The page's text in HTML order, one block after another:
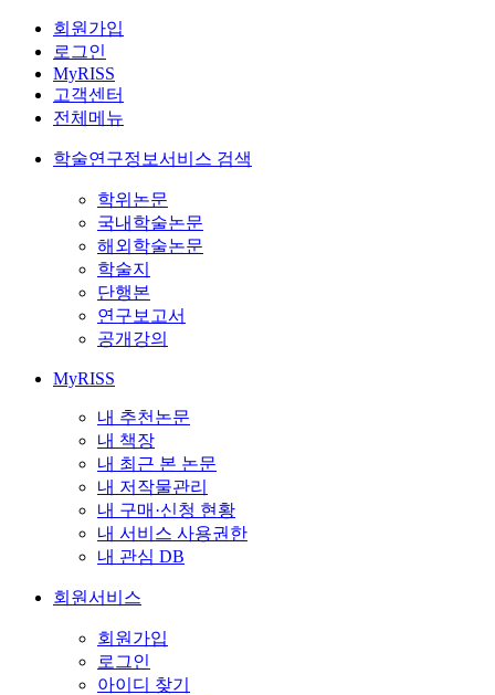
회원가입
로그인
MyRISS
고객센터
전체메뉴
학술연구정보서비스 검색
학위논문
국내학술논문
해외학술논문
학술지
단행본
연구보고서
공개강의
MyRISS
내 추천논문
내 책장
내 최근 본 논문
내 저작물관리
내 구매·신청 현황
내 서비스 사용권한
내 관심 DB
회원서비스
회원가입
로그인
아이디 찾기